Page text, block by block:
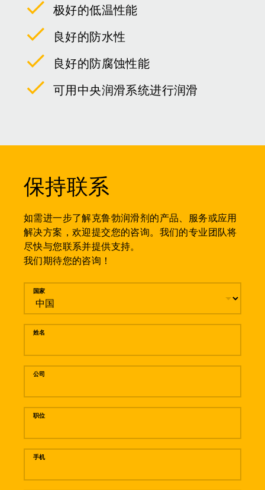
极好的低温性能
良好的防水性
良好的防腐蚀性能
可用中央润滑系统进行润滑
保持联系
如需进一步了解克鲁勃润滑剂的产品、服务或应用
解决方案，欢迎提交您的咨询。我们的专业团队将
尽快与您联系并提供支持。
我们期待您的咨询！
留言
国家
姓名
公司
职位
手机